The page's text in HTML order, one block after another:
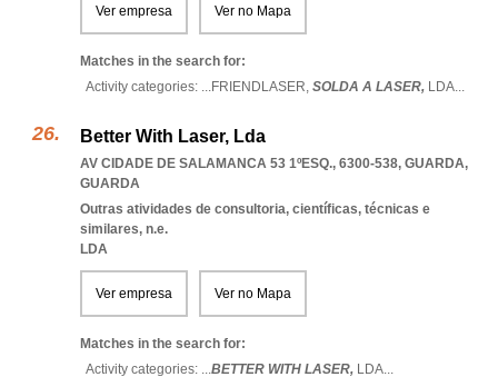
Ver empresa Ver no Mapa
Matches in the search for:
Activity categories: ...FRIENDLASER, SOLDA A LASER, LDA...
Better With Laser, Lda
AV CIDADE DE SALAMANCA 53 1ºESQ., 6300-538, GUARDA,
GUARDA
Outras atividades de consultoria, científicas, técnicas e
similares, n.e.
LDA
Ver empresa Ver no Mapa
Matches in the search for:
Activity categories: ...BETTER WITH LASER, LDA...